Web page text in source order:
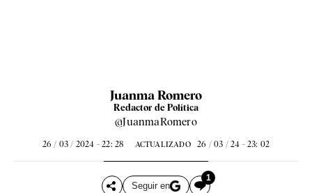
Juanma Romero
Redactor de Política
@JuanmaRomero
26 / 03 / 2024 - 22: 28 ACTUALIZADO 26 / 03 / 24 - 23: 02
Seguir en
1